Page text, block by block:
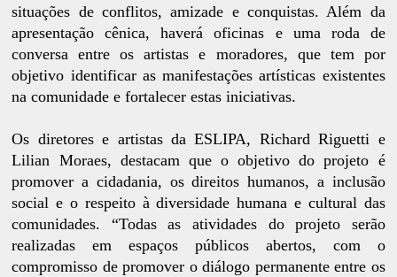
situações de conflitos, amizade e conquistas. Além da
apresentação cênica, haverá oficinas e uma roda de
conversa entre os artistas e moradores, que tem por
objetivo identificar as manifestações artísticas existentes
na comunidade e fortalecer estas iniciativas.
Os diretores e artistas da ESLIPA, Richard Riguetti e
Lilian Moraes, destacam que o objetivo do projeto é
promover a cidadania, os direitos humanos, a inclusão
social e o respeito à diversidade humana e cultural das
comunidades. “Todas as atividades do projeto serão
realizadas em espaços públicos abertos, com o
compromisso de promover o diálogo permanente entre os